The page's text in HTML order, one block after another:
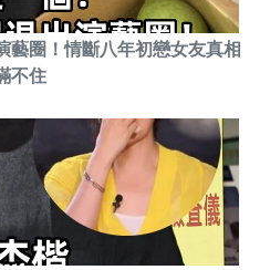
藝圈！情斷八年初戀女友真相
不住